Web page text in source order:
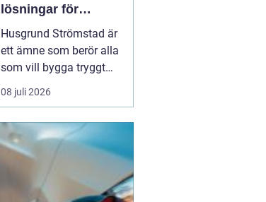
lösningar för
boende vid kusten
Husgrund Strömstad är
ett ämne som berör alla
som vill bygga tryggt
och långsiktigt nära
havet. Närheten till
och bergig terräng ställer
höga krav på både p...
08 juli 2026